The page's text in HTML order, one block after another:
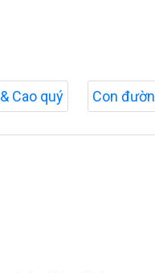
Cao quý Con